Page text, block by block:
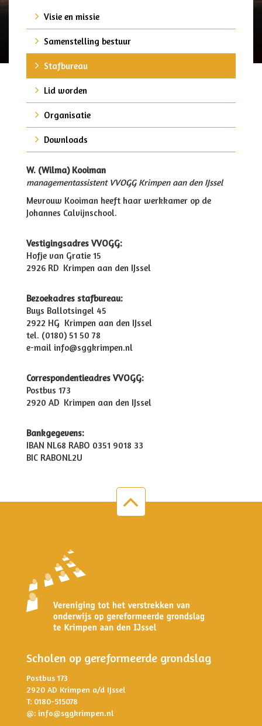
Visie en missie
Samenstelling bestuur
Stafbureau
Lid worden
Organisatie
Downloads
W. (Wilma) Kooiman
managementassistent VVOGG Krimpen aan den IJssel
Mevrouw Kooiman heeft haar werkkamer op de
Johannes Calvijnschool.
Vestigingsadres VVOGG:
Hofje van Gratie 15
2926 RD Krimpen aan den IJssel
Bezoekadres stafbureau:
Buys Ballotsingel 45
2922 HG Krimpen aan den IJssel
tel. (0180) 51 50 78
e-mail info@sggkrimpen.nl
Correspondentieadres VVOGG:
Postbus 173
2920 AD Krimpen aan den IJssel
Bankgegevens:
IBAN NL68 RABO 0351 9018 33
BIC RABONL2U
Scholen op gereformeerde grondslag
Postbus 173
2920 AD Krimpen a/d IJssel
T: 0180-515078
@: info@sggkrimpen.nl